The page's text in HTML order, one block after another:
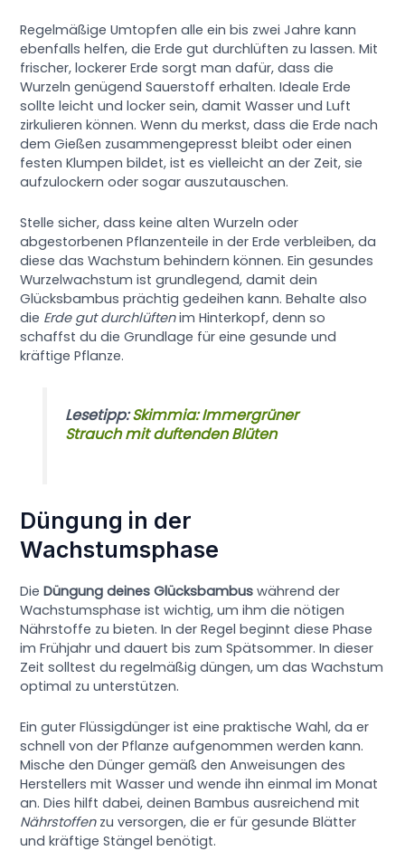
Regelmäßige Umtopfen alle ein bis zwei Jahre kann
ebenfalls helfen, die Erde gut durchlüften zu lassen. Mit
frischer, lockerer Erde sorgt man dafür, dass die
Wurzeln genügend Sauerstoff erhalten. Ideale Erde
sollte leicht und locker sein, damit Wasser und Luft
zirkulieren können. Wenn du merkst, dass die Erde nach
dem Gießen zusammengepresst bleibt oder einen
festen Klumpen bildet, ist es vielleicht an der Zeit, sie
aufzulockern oder sogar auszutauschen.
Stelle sicher, dass keine alten Wurzeln oder
abgestorbenen Pflanzenteile in der Erde verbleiben, da
diese das Wachstum behindern können. Ein gesundes
Wurzelwachstum ist grundlegend, damit dein
Glücksbambus prächtig gedeihen kann. Behalte also
die Erde gut durchlüftenim Hinterkopf, denn so
schaffst du die Grundlage für eine gesunde und
kräftige Pflanze.
Lesetipp:Skimmia: Immergrüner
Strauch mit duftenden Blüten
Düngung in der
Wachstumsphase
DieDüngung deines Glücksbambus während der
Wachstumsphase ist wichtig, um ihm die nötigen
Nährstoffe zu bieten. In der Regel beginnt diese Phase
im Frühjahr und dauert bis zum Spätsommer. In dieser
Zeit solltest du regelmäßig düngen, um das Wachstum
optimal zu unterstützen.
Ein guter Flüssigdünger ist eine praktische Wahl, da er
schnell von der Pflanze aufgenommen werden kann.
Mische den Dünger gemäß den Anweisungen des
Herstellers mit Wasser und wende ihn einmal im Monat
an. Dies hilft dabei, deinen Bambus ausreichend mit
Nährstoffenzu versorgen, die er für gesunde Blätter
und kräftige Stängel benötigt.